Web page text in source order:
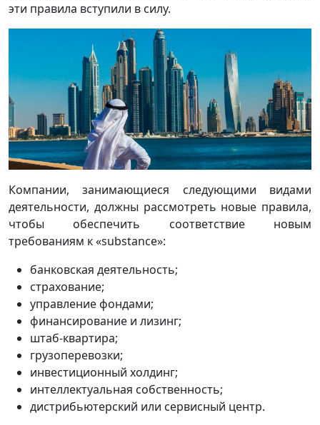
эти правила вступили в силу.
Компании, занимающиеся следующими видами
деятельности, должны рассмотреть новые правила,
чтобы обеспечить соответствие новым
требованиям к «substance»:
банковская деятельность;
страхование;
управление фондами;
финансирование и лизинг;
штаб-квартира;
грузоперевозки;
инвестиционный холдинг;
интеллектуальная собственность;
дистрибьютерский или сервисный центр.